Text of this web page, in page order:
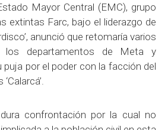
Mayor Central (EMC), grupo
extintas Farc, bajo el liderazgo de
anunció que retomaría varios
los departamentos de Meta y
puja por el poder con la facción del
confrontación por la cual no